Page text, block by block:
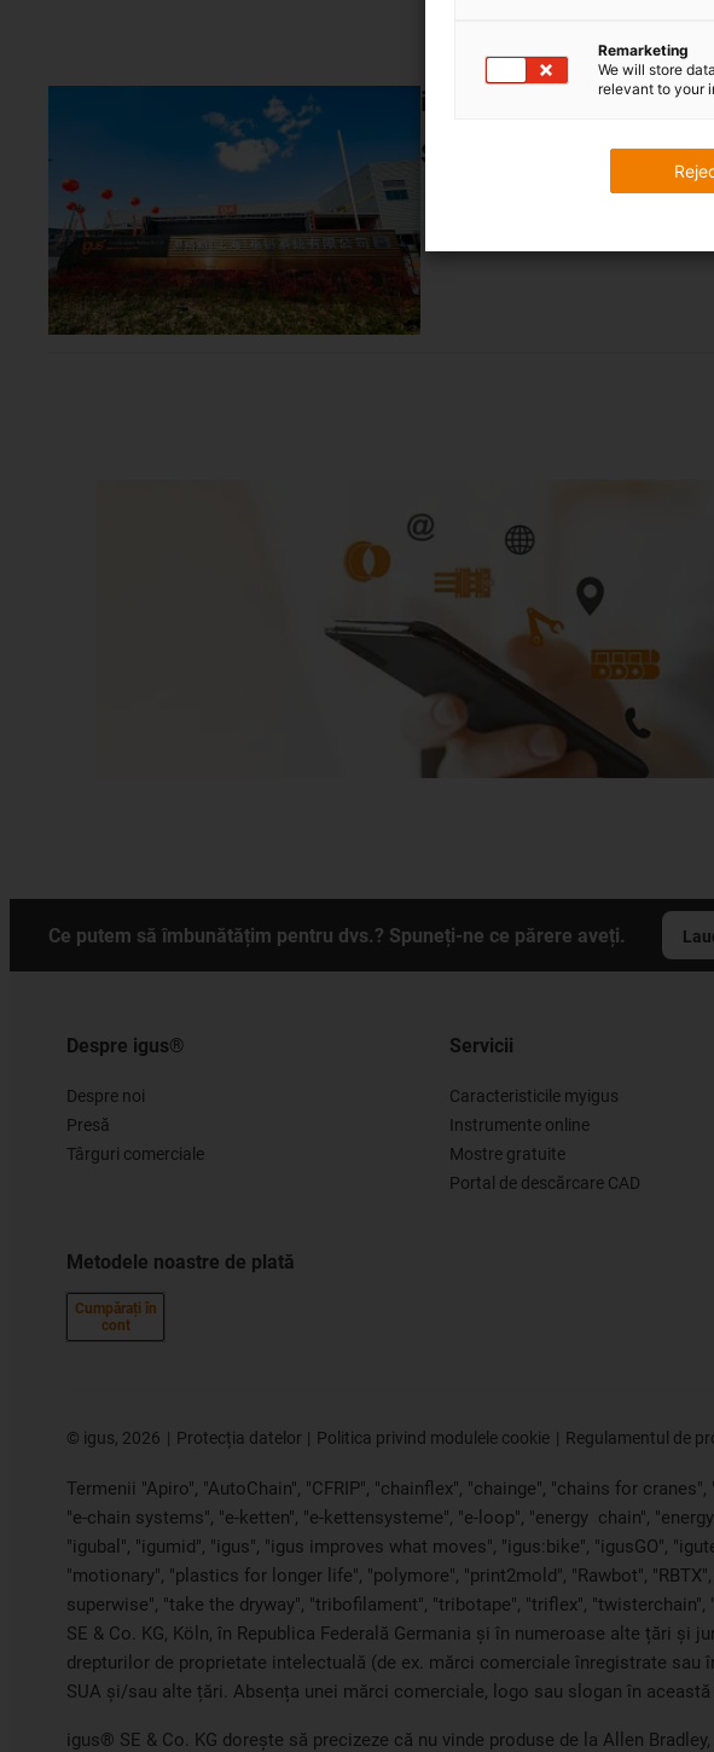
igus China,
Shanghai
Ce putem să îmbunătățim pentru dvs.? Spuneți-ne ce părere aveți.
Despre igus®
Despre noi
Presă
Târguri comerciale
Metodele noastre de plată
Cumpărați în
cont
Servicii
Caracteristicile myigus
Instrumente online
Mostre gratuite
Portal de descărcare CAD
© igus, 2026 Protecția datelor Politica privind modulele cookie Regulamentul de
Termenii "Apiro", "AutoChain", "CFRIP", "chainflex", "chainge", "chains for
"e-chain systems", "e-ketten", "e-kettensysteme", "e-loop", "energy chain",
"igubal", "igumid", "igus", "igus improves what moves", "igus:bike", "igusGO",
"motionary", "plastics for longer life", "polymore", "print2mold", "Rawbot", "RBTX",
superwise", "take the dryway", "tribofilament", "tribotape", "triflex",
SE & Co. KG, Köln, în Republica Federală Germania și în numeroase alte țări
drepturilor de proprietate intelectuală (de ex. mărci comerciale înregistrate sau
SUA și/sau alte țări. Absența unei mărci comerciale, logo sau slogan în
igus® SE & Co. KG dorește să precizeze că nu vinde produse de la Allen
Remarketing
We will store
relevant to your